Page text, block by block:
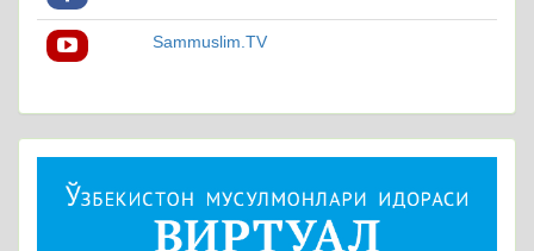
Sammuslim.TV